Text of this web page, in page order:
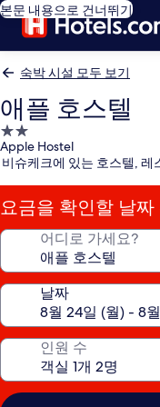
본문 내용으로 건너뛰기
숙박 시설 모두 보기
애플 호스텔
2.0
성
급
숙
박
시
Apple Hostel
비슈케크에 있는 호스텔,
요금을 확인할 날짜
어디로 가세요?
날짜
인원 수